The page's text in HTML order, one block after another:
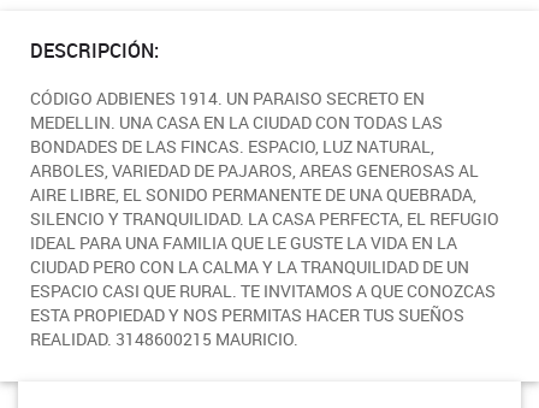
DESCRIPCIÓN:
CÓDIGO ADBIENES 1914. UN PARAISO SECRETO EN
MEDELLIN. UNA CASA EN LA CIUDAD CON TODAS LAS
BONDADES DE LAS FINCAS. ESPACIO, LUZ NATURAL,
ARBOLES, VARIEDAD DE PAJAROS, AREAS GENEROSAS AL
AIRE LIBRE, EL SONIDO PERMANENTE DE UNA QUEBRADA,
SILENCIO Y TRANQUILIDAD. LA CASA PERFECTA, EL REFUGIO
IDEAL PARA UNA FAMILIA QUE LE GUSTE LA VIDA EN LA
CIUDAD PERO CON LA CALMA Y LA TRANQUILIDAD DE UN
ESPACIO CASI QUE RURAL. TE INVITAMOS A QUE CONOZCAS
ESTA PROPIEDAD Y NOS PERMITAS HACER TUS SUEÑOS
REALIDAD. 3148600215 MAURICIO.